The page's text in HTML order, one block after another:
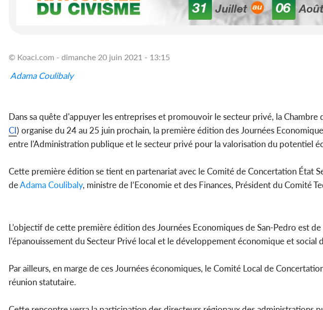
© Koaci.com - dimanche 20 juin 2021 - 13:15
Adama Coulibaly
Dans sa quête d'appuyer les entreprises et promouvoir le secteur privé, la Chambre
CI) organise du 24 au 25 juin prochain, la première édition des Journées
entre l'Administration publique et le secteur privé pour la valorisation du potentiel
Cette première édition se tient en partenariat avec le Comité de Concertation État
deAdama Coulibaly, ministre de l’Economie et des Finances, Président du Comité
L’objectif de cette première édition des Journées Economiques de San-Pedro est
l’épanouissement du Secteur Privé local et le développement économique et social
Par ailleurs, en marge de ces Journées économiques, le Comité Local de
réunion statutaire.